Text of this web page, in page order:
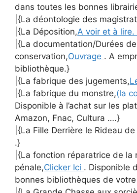
dans toutes les bonnes
|{La déontologie des
|{La Déposition,A voir et à lire.
|{La documentation/Durées de
conservation,Ouvrage . A
bibliothèque.}
|{La fabrique des jugements,
|{La fabrique du monstre,(la
Disponible à l’achat sur les
Amazon, Fnac, Cultura ….}
|{La Fille Derrière le Rideau
.}
|{La fonction réparatrice de la
pénale,Clicker Ici . Disponible
bonnes bibliothèques de